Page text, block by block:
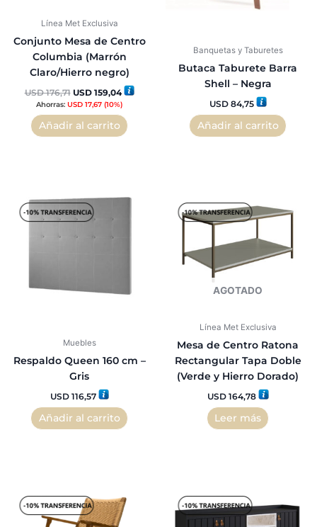
Línea Met Exclusiva
Conjunto Mesa de Centro
Columbia (Marrón
Claro/Hierro negro)
USD176,71 USD159,04
Ahorras: USD 17,67 (10%)
Añadir al carrito
Banquetas y Taburetes
Butaca Taburete Barra
Shell – Negra
USD84,75
Añadir al carrito
Muebles
Respaldo Queen 160 cm –
Gris
USD116,57
Añadir al carrito
AGOTADO
Línea Met Exclusiva
Mesa de Centro Ratona
Rectangular Tapa Doble
(Verde y Hierro Dorado)
USD164,78
Leer más
era:
USD 555,81.
es:
USD 444,64.
era:
USD 297,25.USD